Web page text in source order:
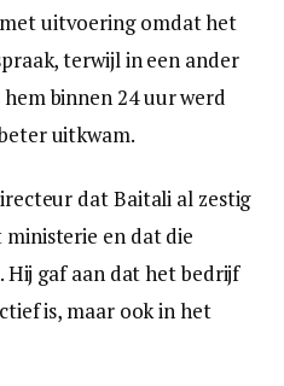
uitvoering omdat het
terwijl in een ander
binnen 24 uur werd
uitkwam.
dat Baitali al zestig
en dat die
gaf aan dat het bedrijf
is, maar ook in het